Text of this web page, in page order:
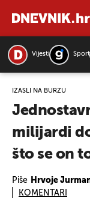
Vijesti Sport
IZAŠLI NA BURZU
milijardi
što se on
Piše Hrvoje
KOMENTARI
PRETRAŽITE VIJESTI